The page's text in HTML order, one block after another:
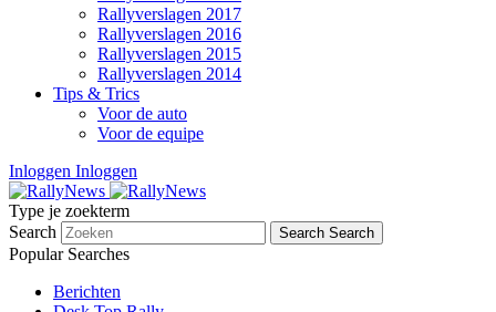
Rallyverslagen 2017
Rallyverslagen 2016
Rallyverslagen 2015
Rallyverslagen 2014
Tips & Trics
Voor de auto
Voor de equipe
Inloggen Inloggen
Type je zoekterm
Search
Search Search
Popular Searches
Berichten